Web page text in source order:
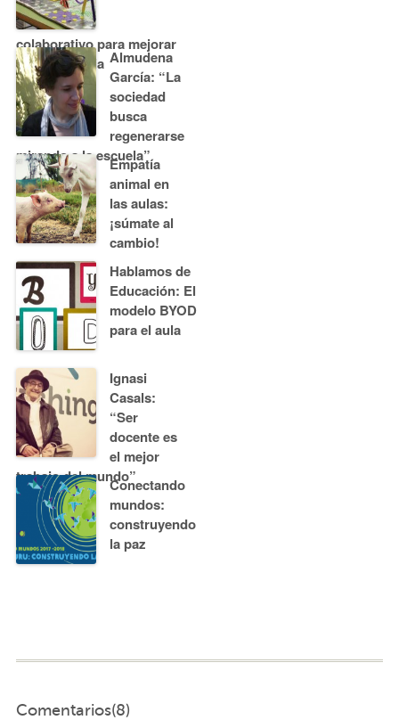
colaborativo para mejorar
la convivencia Almudena
García: “La
sociedad
busca
regenerarse
mirando a la escuela”
Empatía
animal en
las aulas:
¡súmate al
cambio!
Hablamos de
Educación: El
modelo BYOD
para el aula
Ignasi
Casals:
“Ser
docente es
el mejor
trabajo del mundo”Conectando
mundos:
construyendo
la paz
Comentarios(8)